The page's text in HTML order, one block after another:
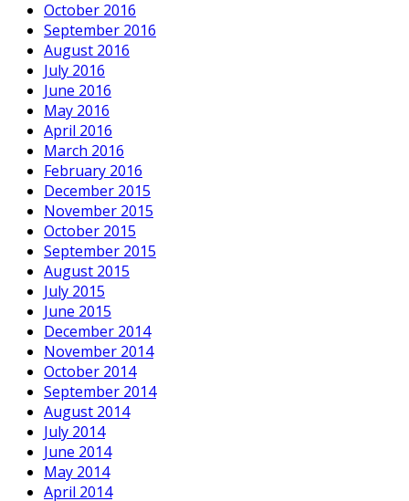
October 2016
September 2016
August 2016
July 2016
June 2016
May 2016
April 2016
March 2016
February 2016
December 2015
November 2015
October 2015
September 2015
August 2015
July 2015
June 2015
December 2014
November 2014
October 2014
September 2014
August 2014
July 2014
June 2014
May 2014
April 2014